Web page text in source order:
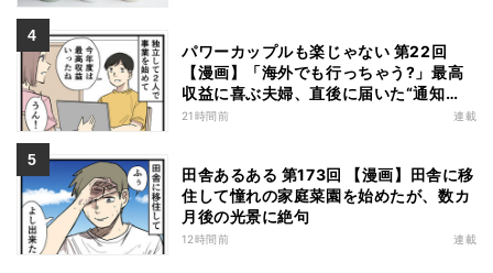
パワーカップルも楽じゃない 第22回
【漫画】「海外でも行っちゃう?」最高
収益に喜ぶ夫婦、直後に届いた“通知
書”で現実に戻された
21時間前 連載
田舎あるある 第173回 【漫画】田舎に移
住して憧れの家庭菜園を始めたが、数カ
月後の光景に絶句
12時間前 連載